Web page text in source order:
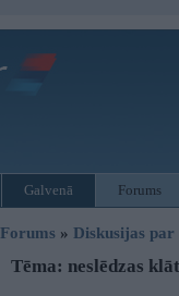
Galvenā Forums
Forums » Diskusijas
Tēma: neslēdzas